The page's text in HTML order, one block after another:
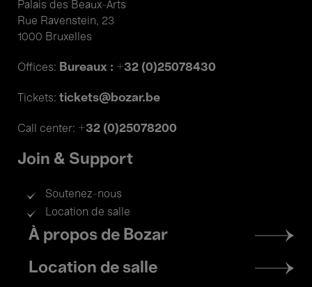
Palais des Beaux-Arts
Rue Ravenstein, 23
1000 Bruxelles
Offices: Bureaux : +32 (0)25078430
Tickets: tickets@bozar.be
Call center: +32 (0)25078200
Join & Support
Soutenez-nous
Location de salle
Footer
menu
À propos de Bozar
Location de salle